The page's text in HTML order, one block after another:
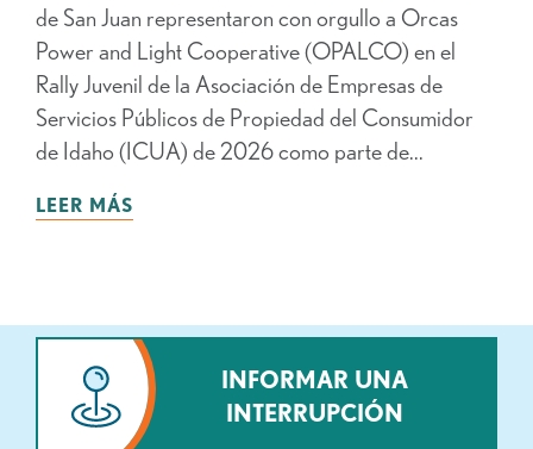
de San Juan representaron con orgullo a Orcas
Power and Light Cooperative (OPALCO) en el
Rally Juvenil de la Asociación de Empresas de
Servicios Públicos de Propiedad del Consumidor
de Idaho (ICUA) de 2026 como parte de...
LEER MÁS
INFORMAR UNA
INTERRUPCIÓN